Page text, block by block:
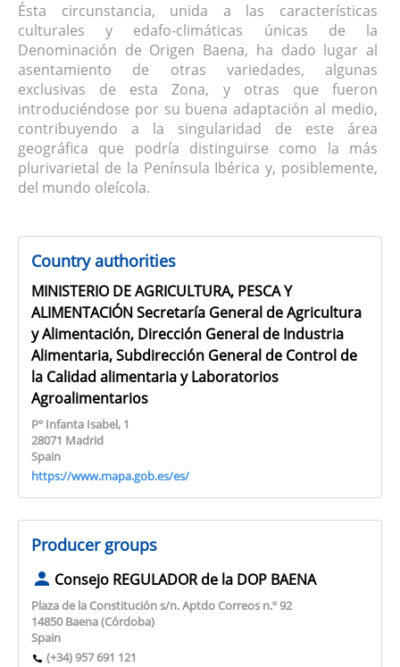
Ésta circunstancia, unida a las características
culturales y edafo-climáticas únicas de la
Denominación de Origen Baena, ha dado lugar al
asentamiento de otras variedades, algunas
exclusivas de esta Zona, y otras que fueron
introduciéndose por su buena adaptación al medio,
contribuyendo a la singularidad de este área
geográfica que podría distinguirse como la más
plurivarietal de la Península Ibérica y, posiblemente,
del mundo oleícola.
Country authorities
MINISTERIO DE AGRICULTURA, PESCA Y
ALIMENTACIÓN Secretaría General de Agricultura
y Alimentación, Dirección General de Industria
Alimentaria, Subdirección General de Control de
la Calidad alimentaria y Laboratorios
Agroalimentarios
Pº Infanta Isabel, 1
28071 Madrid
Spain
https://www.mapa.gob.es/es/
Producer groups
Consejo REGULADOR de la DOP BAENA
Plaza de la Constitución s/n. Aptdo Correos n.º 92
14850 Baena (Córdoba)
Spain
(+34) 957 691 121